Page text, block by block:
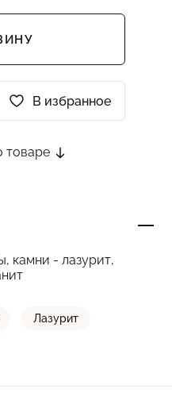
В избранное
товаре
камни - лазурит,
Лазурит